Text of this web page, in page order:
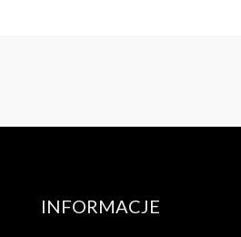
INFORMACJE